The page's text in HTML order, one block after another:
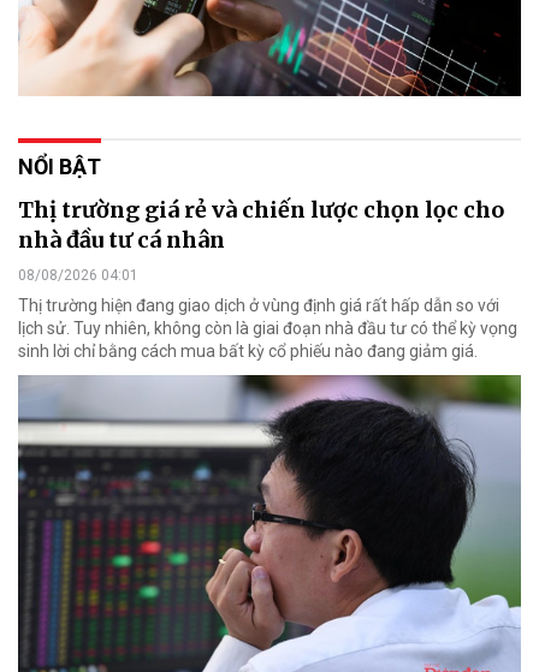
NỔI BẬT
Thị trường giá rẻ và chiến lược chọn lọc cho
nhà đầu tư cá nhân
08/08/2026 04:01
Thị trường hiện đang giao dịch ở vùng định giá rất hấp dẫn so với
lịch sử. Tuy nhiên, không còn là giai đoạn nhà đầu tư có thể kỳ vọng
sinh lời chỉ bằng cách mua bất kỳ cổ phiếu nào đang giảm giá.